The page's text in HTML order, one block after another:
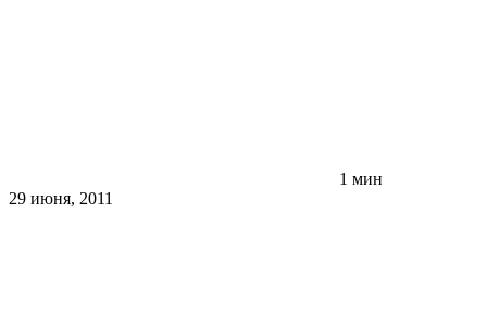
1 мин
29 июня, 2011